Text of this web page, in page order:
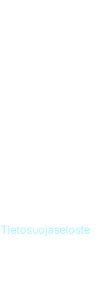
Tietosuojaseloste